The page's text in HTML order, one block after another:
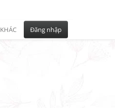
KHÁC Đăng nhập